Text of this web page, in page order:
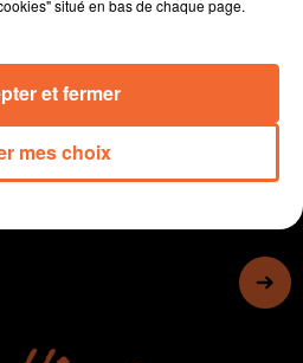
propose un escape Game
situé en bas de chaque page.
mes choix
et fermer